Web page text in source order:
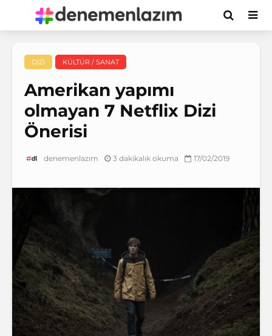
DIZI KÜLTÜR / SANAT
Amerikan yapımı
olmayan 7 Netflix Dizi
Önerisi
denemenlazım 3 dakikalık okuma 17/02/2019